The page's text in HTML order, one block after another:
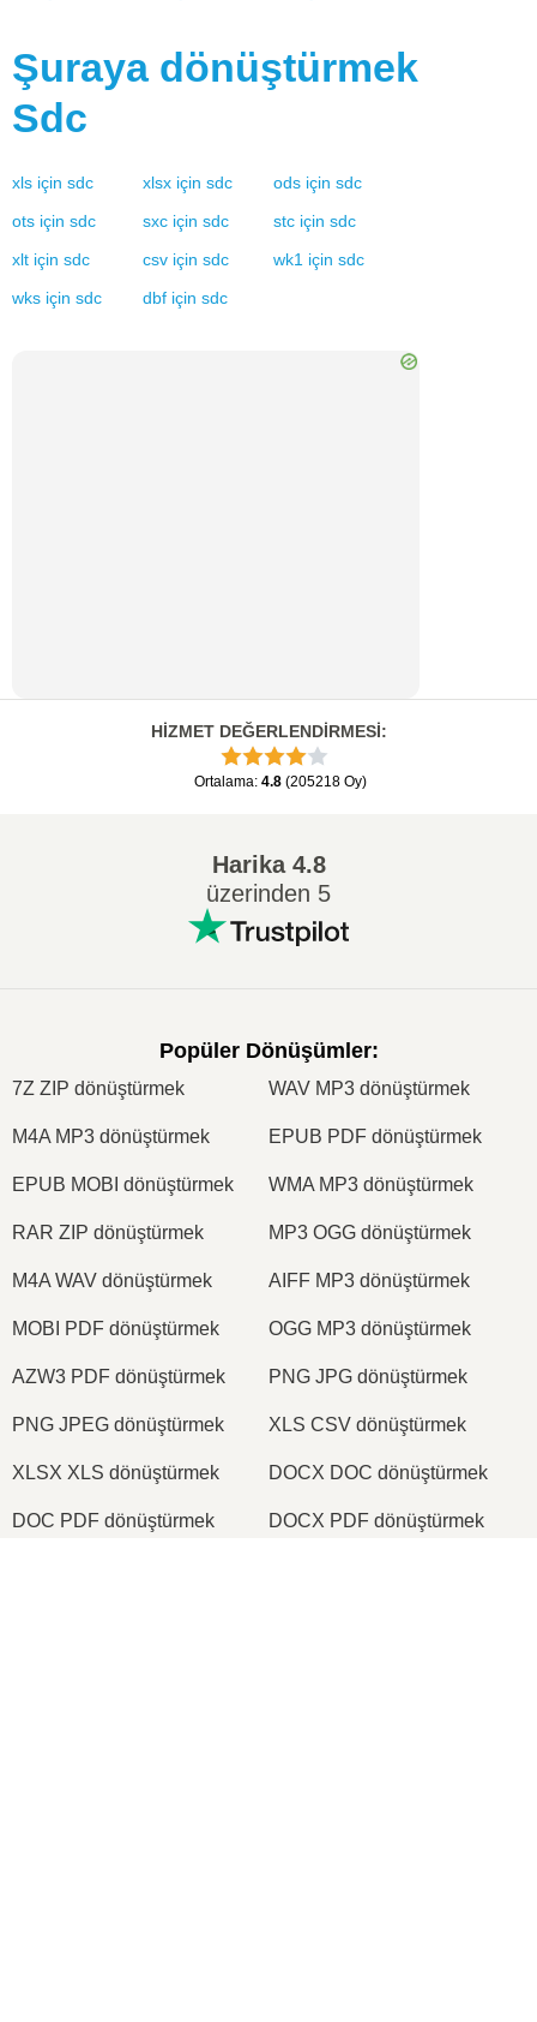
Şuraya dönüştürmek
Sdc
xls için sdc xlsx için sdc ods için sdc
ots için sdc sxc için sdc stc için sdc
xlt için sdc csv için sdc wk1 için sdc
wks için sdc dbf için sdc
HİZMET DEĞERLENDİRMESİ:
Ortalama: 4.8 (205218 Oy)
Harika4.8
üzerinden 5
Popüler Dönüşümler:
7Z ZIP dönüştürmek WAV MP3 dönüştürmek
M4A MP3 dönüştürmek EPUB PDF dönüştürmek
EPUB MOBI dönüştürmek WMA MP3 dönüştürmek
RAR ZIP dönüştürmek MP3 OGG dönüştürmek
M4A WAV dönüştürmek AIFF MP3 dönüştürmek
MOBI PDF dönüştürmek OGG MP3 dönüştürmek
AZW3 PDF dönüştürmek PNG JPG dönüştürmek
PNG JPEG dönüştürmek XLS CSV dönüştürmek
XLSX XLS dönüştürmek DOCX DOC dönüştürmek
DOC PDF dönüştürmek DOCX PDF dönüştürmek